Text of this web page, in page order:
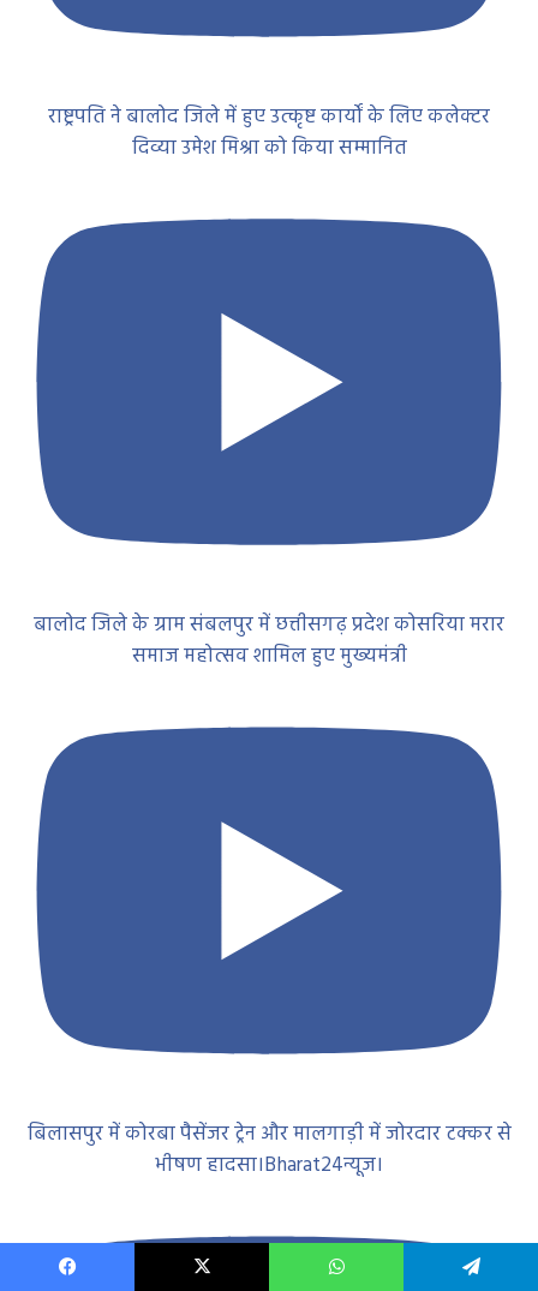
राष्ट्रपति ने बालोद जिले में हुए उत्कृष्ट कार्यों के लिए कलेक्टर
दिव्या उमेश मिश्रा को किया सम्मानित
बालोद जिले के ग्राम संबलपुर में छत्तीसगढ़ प्रदेश कोसरिया मरार
समाज महोत्सव शामिल हुए मुख्यमंत्री
बिलासपुर में कोरबा पैसेंजर ट्रेन और मालगाड़ी में जोरदार टक्कर से
भीषण हादसा।Bharat24न्यूज।